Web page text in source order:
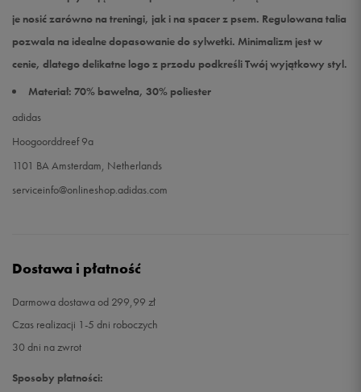
je nosić zarówno na treningi, jak i na spacer z psem. Regulowana talia
pozwala na idealne dopasowanie do sylwetki. Minimalizm jest w
cenie, dlatego delikatne logo z przodu podkreśli Twój wyjątkowy styl.
Materiał: 70% bawełna, 30% poliester
adidas
Hoogoorddreef 9a
1101 BA Amsterdam, Netherlands
serviceinfo@onlineshop.adidas.com
Dostawa i płatność
Darmowa dostawa od 299,99 zł
Czas realizacji 1-5 dni roboczych
30 dni na zwrot
Sposoby płatności: